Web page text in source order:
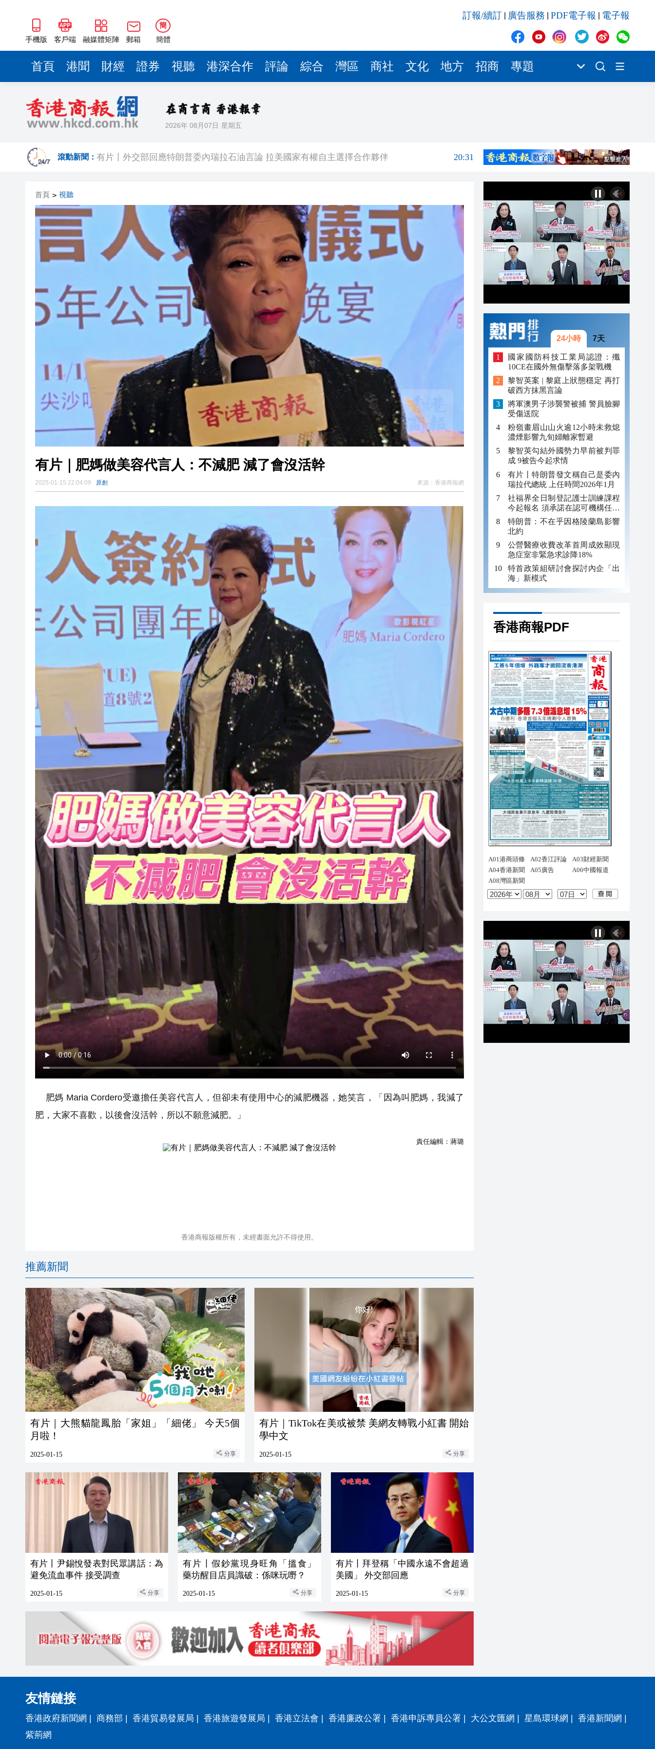
手機版 客戶端 融媒體矩陣 郵箱
簡
簡體
訂報/續訂 廣告服務 PDF電子報 電子報
首頁 港聞 財經 證券 視聽 港深合作 評論 綜合 灣區 商社 文化 地方 招商 專題
2026年 08月07日 星期五
滾動新聞：
海南澄邁文儒煥新升級 五組數據見證文儒沉香從傳統邁向現代
20:42
梁振英率港區全國政協委員考察團來瓊考察
2025年海南儋州以舊換新帶動消費約18億元
20:41
瀋陽鐵西校園閱讀活動解鎖閱讀新玩法
閩粵贛三地漢樂藝術家齊聚深圳，共奏客家文化傳承新篇章
50餘位頂尖專家共話時代命題
20:55
2025年海南儋州以舊換新帶動消費約18億元
20:41
山東26戶省屬國企去年合計營收2.58萬億 利潤總額近936億
瀋陽鐵西校園閱讀活動解鎖閱讀新玩法
20:39
閩粵贛三地漢樂藝術家齊聚深圳，共奏客家文化傳承新篇章
20:34
有片丨外交部回應特朗普委內瑞拉石油言論 拉美國家有權自主選擇合作夥伴
20:31
首頁 > 視聽
有片｜肥媽做美容代言人：不減肥 減了會沒活幹
2025-01-15 22:04:09 原創 來源： 香港商報網
肥媽 Maria Cordero受邀擔任美容代言人，但卻未有使用中心的減肥機器，她笑言，「因為叫肥媽，我減了
肥，大家不喜歡，以後會沒活幹，所以不願意減肥。」
責任編輯： 蔣璐
香港商報版權所有，未經書面允許不得使用。
推薦新聞
有片｜大熊貓龍鳳胎「家姐」「細佬」 今天5個
月啦！
2025-01-15 分享
有片｜TikTok在美或被禁 美網友轉戰小紅書 開始
學中文
2025-01-15 分享
有片丨尹錫悅發表對民眾講話：為
避免流血事件 接受調查
2025-01-15 分享
有片丨假鈔黨現身旺角「搵食」
藥坊醒目店員識破：係咪玩嘢？
2025-01-15 分享
有片丨拜登稱「中國永遠不會超過
美國」 外交部回應
2025-01-15 分享
24小時 7天
國家國防科技工業局認證：殲
10CE在國外無傷擊落多架戰機
黎智英案 | 黎庭上狀態穩定 再打
破西方抹黑言論
將軍澳男子涉襲警被捕 警員臉腳
受傷送院
粉嶺畫眉山山火逾12小時未救熄
濃煙影響九旬婦離家暫避
黎智英勾結外國勢力早前被判罪
成 9被告今起求情
有片丨特朗普發文稱自己是委內
瑞拉代總統 上任時間2026年1月
社福界全日制登記護士訓練課程
今起報名 須承諾在認可機構任職
至少三年
特朗普：不在乎因格陵蘭島影響
北約
公營醫療收費改革首周成效顯現
急症室非緊急求診降18%
特首政策組研討會探討內企「出
海」新模式
香港商報PDF
友情鏈接
香港政府新聞網 | 商務部 | 香港貿易發展局 | 香港旅遊發展局 | 香港立法會 | 香港廉政公署 | 香港申訴專員公署 | 大公文匯網 | 星島環球網 | 香港新聞網 |
紫荊網